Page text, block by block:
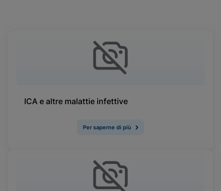
ICA e altre malattie infettive
Per saperne di più